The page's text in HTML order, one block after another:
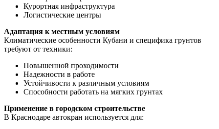
Курортная инфраструктура
Логистические центры
Адаптация к местным условиям
Климатические особенности Кубани и специфика грунтов
требуют от техники:
Повышенной проходимости
Надежности в работе
Устойчивости к различным условиям
Способности работать на мягких грунтах
Применение в городском строительстве
В Краснодаре автокран используется для: